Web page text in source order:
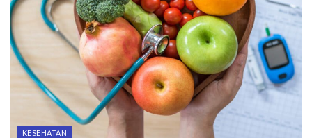
KESEHATAN